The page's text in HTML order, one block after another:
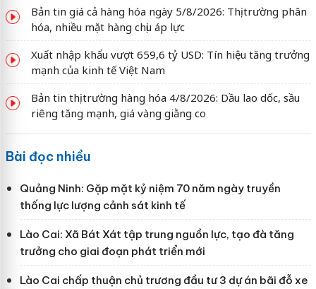
Bản tin giá cả hàng hóa ngày 5/8/2026: Thị trường phân
hóa, nhiều mặt hàng chịu áp lực
Xuất nhập khẩu vượt 659,6 tỷ USD: Tín hiệu tăng trưởng
mạnh của kinh tế Việt Nam
Bản tin thị trường hàng hóa 4/8/2026: Dầu lao dốc, sầu
riêng tăng mạnh, giá vàng giằng co
Bài đọc nhiều
Quảng Ninh: Gặp mặt kỷ niệm 70 năm ngày truyền
thống lực lượng cảnh sát kinh tế
Lào Cai: Xã Bát Xát tập trung nguồn lực, tạo đà tăng
trưởng cho giai đoạn phát triển mới
Lào Cai chấp thuận chủ trương đầu tư 3 dự án bãi đỗ xe